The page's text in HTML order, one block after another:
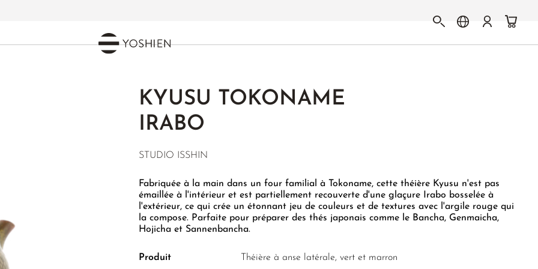
KYUSU TOKONAME
IRABO
STUDIO ISSHIN
Fabriquée à la main dans un four familial à Tokoname, cette théière Kyusu n'est pas
émaillée à l'intérieur et est partiellement recouverte d'une glaçure Irabo bosselée à
l'extérieur, ce qui crée un étonnant jeu de couleurs et de textures avec l'argile rouge qui
la compose. Parfaite pour préparer des thés japonais comme le Bancha, Genmaicha,
Hojicha et Sannenbancha.
Produit Théière à anse latérale, vert et marron